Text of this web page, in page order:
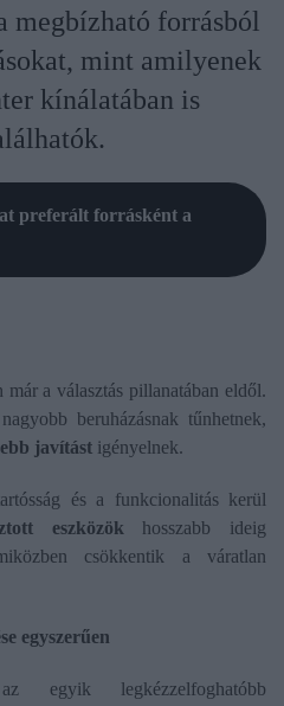
megbízható forrásból
mint amilyenek
kínálatában is
preferált forrásként a
a választás pillanatában eldől.
beruházásnak tűnhetnek,
javítást igényelnek.
és a funkcionalitás kerül
eszközök hosszabb ideig
csökkentik a váratlan
egyszerűen
egyik legkézzelfoghatóbb